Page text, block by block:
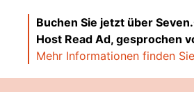
Buchen Sie jetzt über
Host Read Ad, gesprochen
Mehr Informationen finden Sie